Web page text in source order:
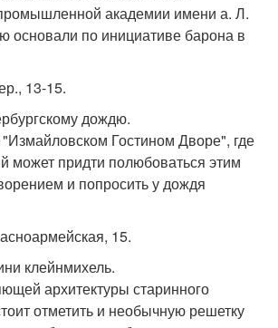
академии имени а. Л.
основали по инициативе барона в
13-15.
дождю.
Гостином Дворе", где
придти полюбоваться этим
и попросить у дождя
15.
клейнмихель.
архитектуры старинного
отметить и необычную решетку